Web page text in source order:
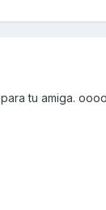
tu amiga.